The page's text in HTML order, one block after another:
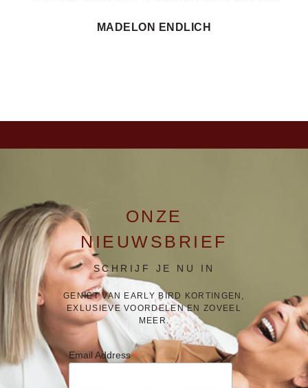
ONZE
NIEUWSBRIEF
SCHRIJF JE NU IN
GENIET VAN EARLY BIRD KORTINGEN,
EXLUSIEVE VOORDELEN EN ZOVEEL
MEER.
Email Address*